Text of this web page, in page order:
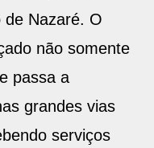
de Nazaré. O
não somente
passa a
grandes vias
serviços